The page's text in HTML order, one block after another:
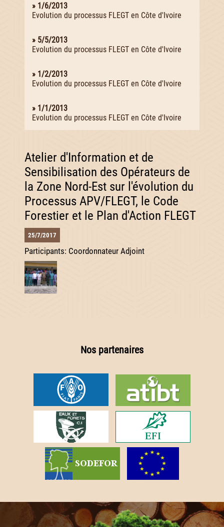
» 1/6/2013
Evolution du processus FLEGT en Côte d'Ivoire
» 5/5/2013
Evolution du processus FLEGT en Côte d'Ivoire
» 1/2/2013
Evolution du processus FLEGT en Côte d'Ivoire
» 1/1/2013
Evolution du processus FLEGT en Côte d'Ivoire
Atelier d'Information et de
Sensibilisation des Opérateurs de
la Zone Nord-Est sur l'évolution du
Processus APV/FLEGT, le Code
Forestier et le Plan d'Action FLEGT
25/7/2017
Participants: Coordonnateur Adjoint
Nos partenaires